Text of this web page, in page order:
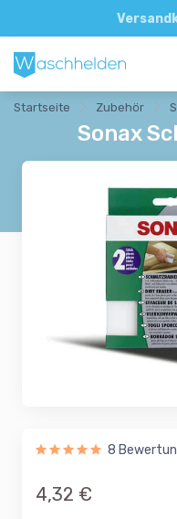
Direkte und
Startseite Zubehör
Sonax
8
4,32 €